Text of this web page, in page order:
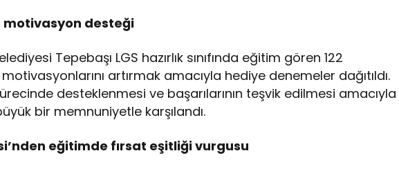
motivasyon desteği
Tepebaşı LGS hazırlık sınıfında eğitim gören 122
artırmak amacıyla hediye denemeler dağıtıldı.
desteklenmesi ve başarılarının teşvik edilmesi amacıyla
bir memnuniyetle karşılandı.
eğitimde fırsat eşitliği vurgusu